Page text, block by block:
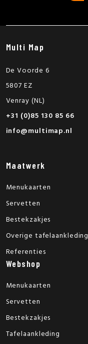
Multi Map
De Voorde 6
5807 EZ
Venray (NL)
+31 (0)85 130 85 66
info@multimap.nl
Maatwerk
Menukaarten
Servetten
Bestekzakjes
Overige tafelaankleding
Referenties
Webshop
Menukaarten
Servetten
Bestekzakjes
Tafelaankleding